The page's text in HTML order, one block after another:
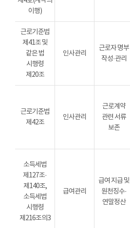
이행)
근로기준법
제41조 및
같은 법
시행령
제20조
인사관리
근로자 명부
작성·관리
근로기준법
제42조
인사관리
근로계약
관련 서류
보존
소득세법
제127조·
제140조,
소득세법
시행령
제216조의3
급여관리
급여 지급 및
원천징수·
연말정산